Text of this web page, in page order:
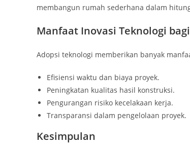
membangun rumah sederhana dalam
Manfaat Inovasi Teknologi
Adopsi teknologi memberikan banyak
Efisiensi waktu dan biaya proyek.
Peningkatan kualitas hasil konstruksi.
Pengurangan risiko kecelakaan kerja.
Transparansi dalam pengelolaan proyek.
Kesimpulan